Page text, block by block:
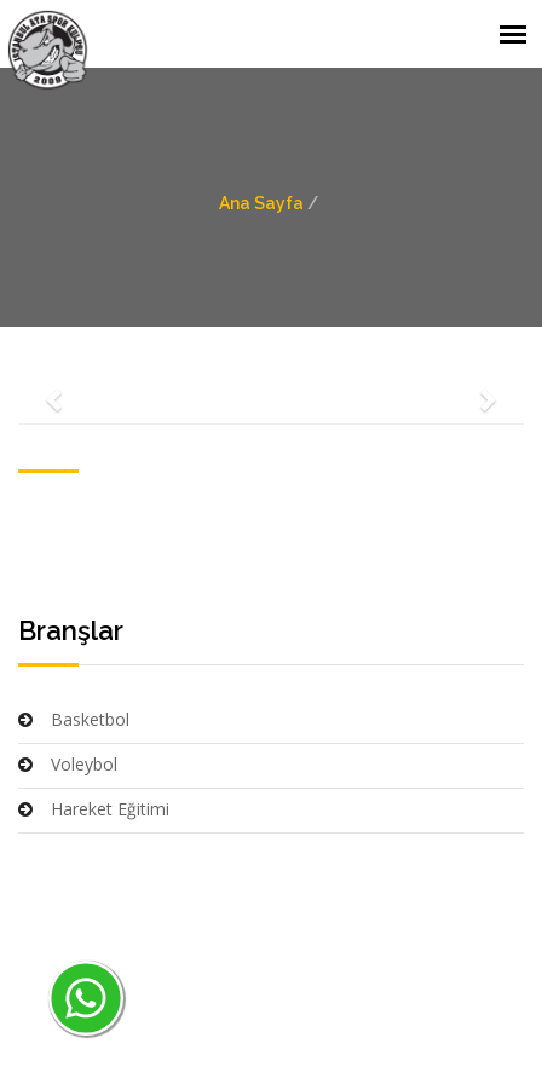
Ana Sayfa /
Branşlar
Basketbol
Voleybol
Hareket Eğitimi